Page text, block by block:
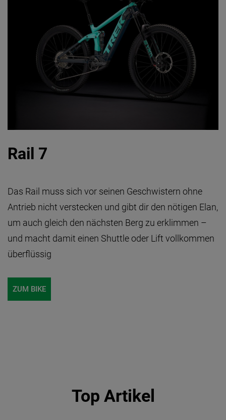
Rail 7
Das Rail muss sich vor seinen Geschwistern ohne
Antrieb nicht verstecken und gibt dir den nötigen Elan,
um auch gleich den nächsten Berg zu erklimmen –
und macht damit einen Shuttle oder Lift vollkommen
überflüssig
ZUM BIKE
Top Artikel